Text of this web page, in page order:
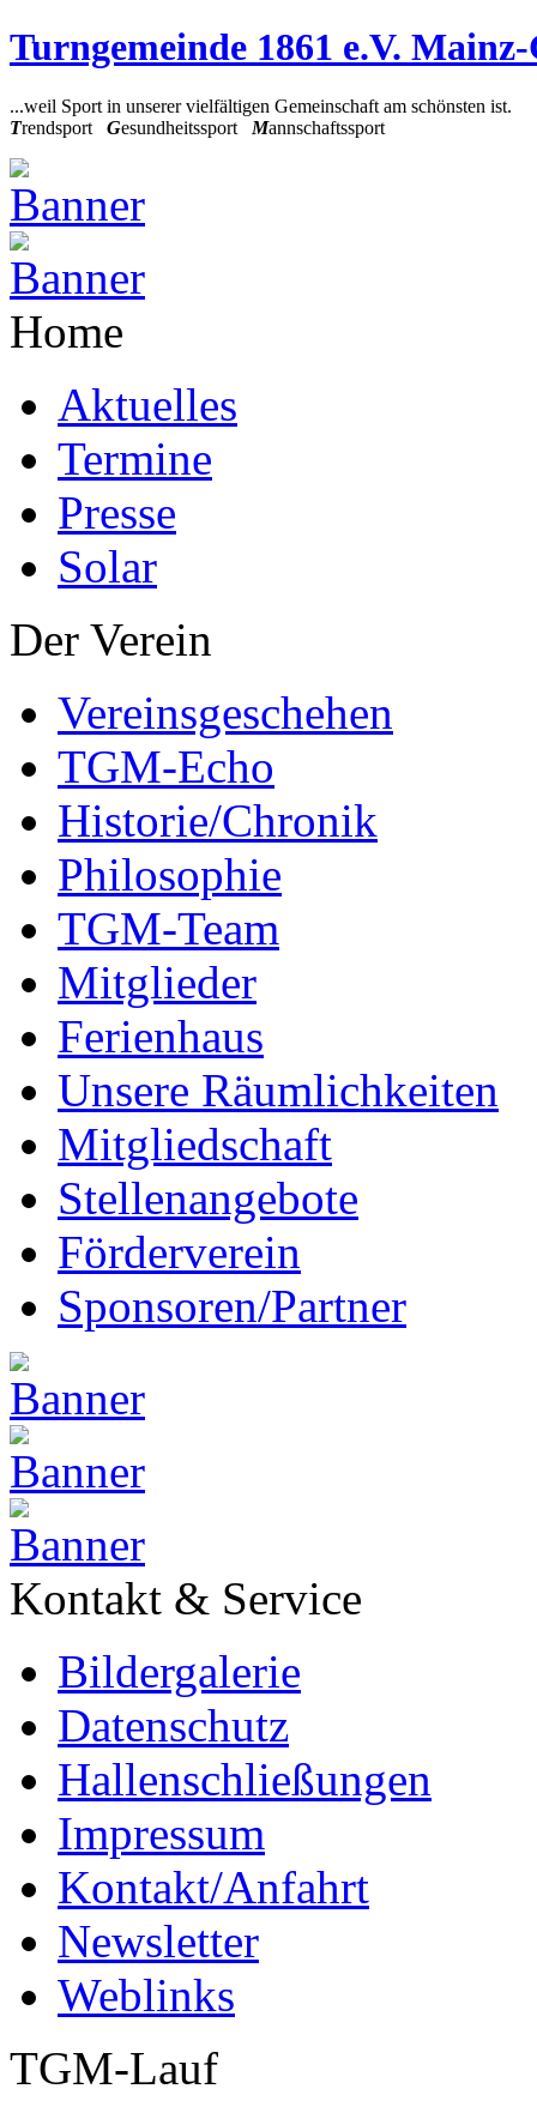
Turngemeinde 1861 e.V.
...weil Sport in unserer vielfältigen Gemeinschaft am schönsten ist.
Trendsport Gesundheitssport Mannschaftssport
Home
Aktuelles
Termine
Presse
Solar
Der Verein
Vereinsgeschehen
TGM-Echo
Historie/Chronik
Philosophie
TGM-Team
Mitglieder
Ferienhaus
Unsere Räumlichkeiten
Mitgliedschaft
Stellenangebote
Förderverein
Sponsoren/Partner
Kontakt & Service
Bildergalerie
Datenschutz
Hallenschließungen
Impressum
Kontakt/Anfahrt
Newsletter
Weblinks
TGM-Lauf